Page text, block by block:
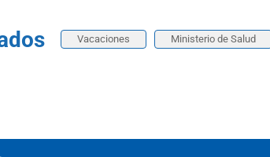
Vacaciones Ministerio de Salud